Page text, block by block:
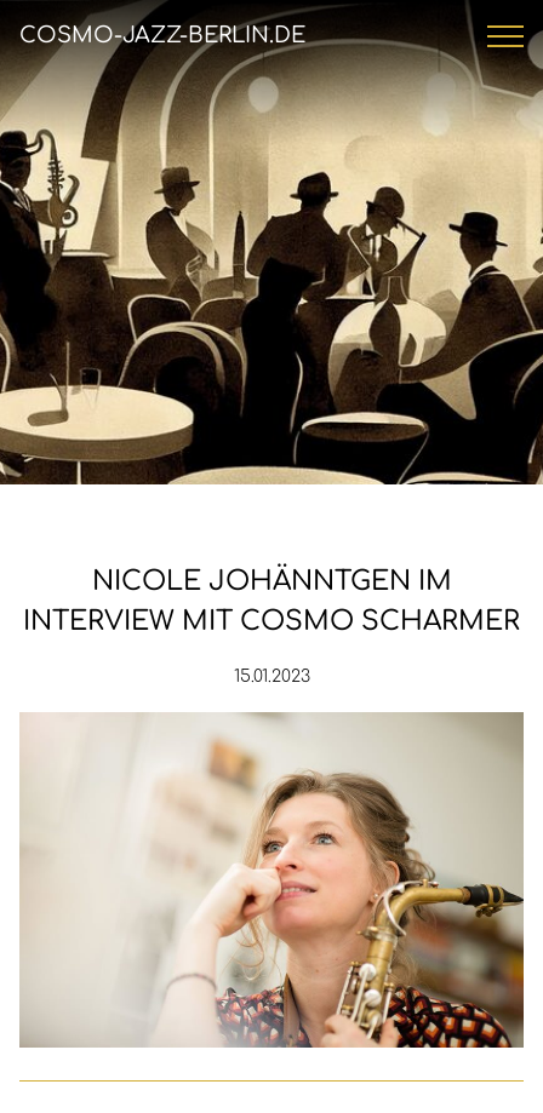
COSMO-JAZZ-BERLIN.DE
NICOLE JOHÄNNTGEN IM
INTERVIEW MIT COSMO SCHARMER
15.01.2023